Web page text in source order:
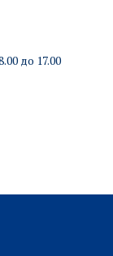
до 17.00